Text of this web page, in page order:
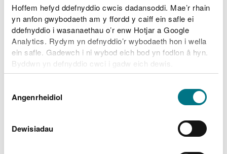
Hoffem hefyd ddefnyddio cwcis dadansoddi. Mae’r rhain
yn anfon gwybodaeth am y ffordd y caiff ein safle ei
ddefnyddio i wasanaethau o’r enw Hotjar a Google
Analytics. Rydym yn defnyddio’r wybodaeth hon i wella
ein safle. Gadewch i ni wybod eich bod yn fodlon â hyn.
Byddwn yn defnyddio cwci i gadw eich dewis.
Caniatâd
Angenrheidiol
Dewisiadau
Ardaloedd llifogydd perthnasol
Statws blaenorol
Beth ddylech chi wneud cyn,
yn ystod ac ar ôl llifogydd
Paratoi eich cartref, eich busnes a’ch fferm ar